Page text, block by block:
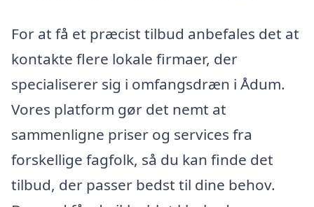
For at få et præcist tilbud anbefales det at
kontakte flere lokale firmaer, der
specialiserer sig i omfangsdræn i Ådum.
Vores platform gør det nemt at
sammenligne priser og services fra
forskellige fagfolk, så du kan finde det
tilbud, der passer bedst til dine behov.